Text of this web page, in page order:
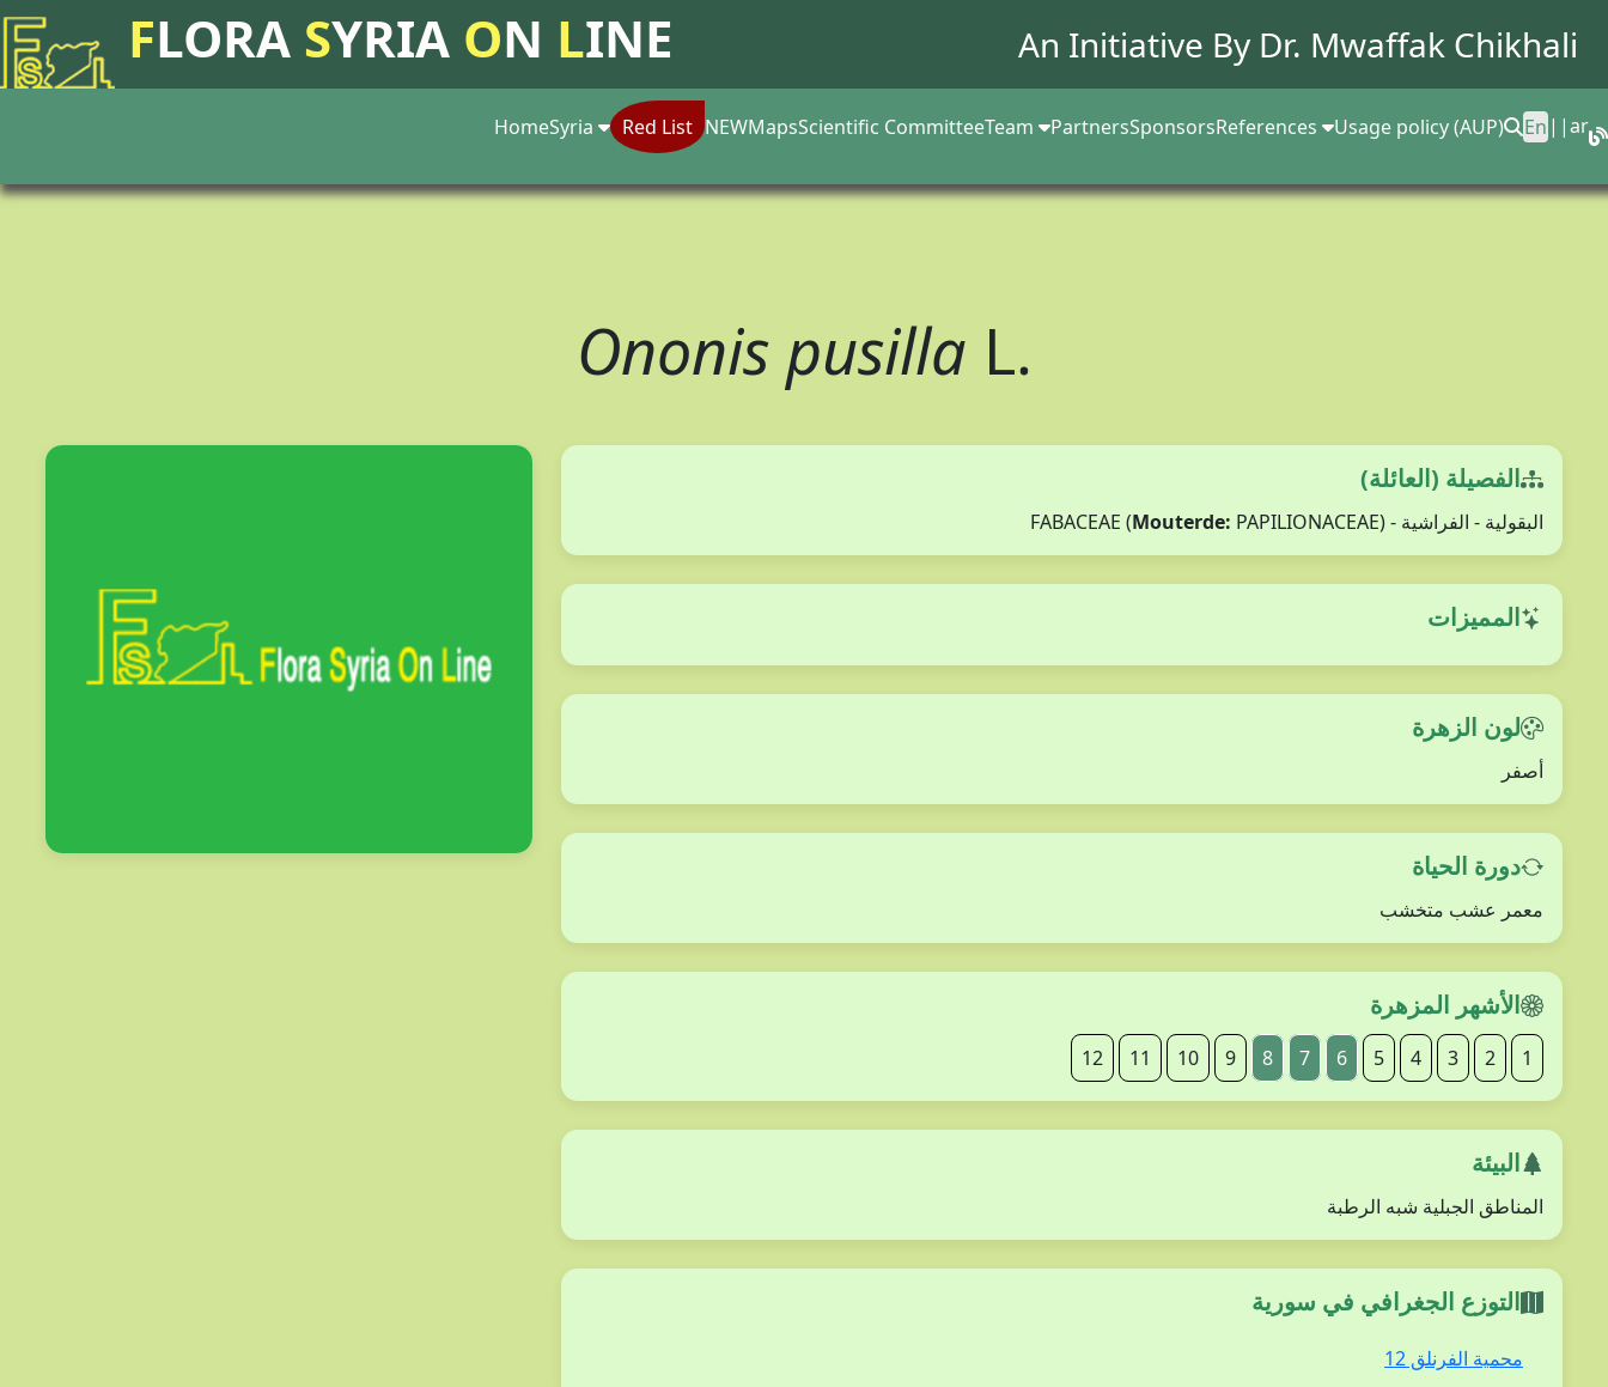
FLORA SYRIA ON LINE An Initiative By Dr. Mwaffak Chikhali
HomeSyria Red List NEWMapsScientific CommitteeTeam PartnersSponsorsReferences Usage policy (AUP) En ||ar
Ononis pusilla L.
الفصيلة (العائلة)
البقولية - الفراشية - FABACEAE ( Mouterde: PAPILIONACEAE)
المميزات
لون الزهرة
أصفر
دورة الحياة
معمر عشب متخشب
الأشهر المزهرة
1
2
3
4
5
6
7
8
9
10
11
12
البيئة
المناطق الجبلية شبه الرطبة
التوزع الجغرافي في سورية
محمية الفرنلق 12